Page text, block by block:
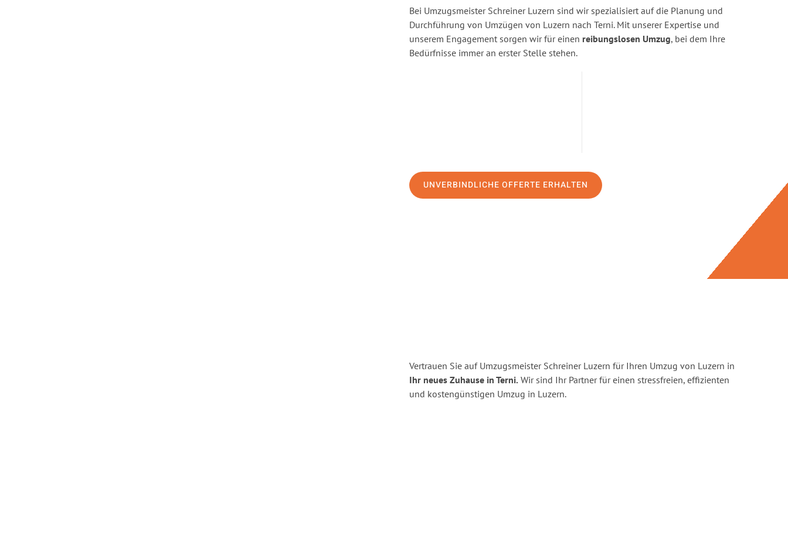
Bei Umzugsmeister Schreiner Luzern sind wir spezialisiert auf die Planung und
Durchführung von Umzügen von Luzern nach Terni. Mit unserer Expertise und
unserem Engagement sorgen wir für einen reibungslosen Umzug, bei dem Ihre
Bedürfnisse immer an erster Stelle stehen.
UNVERBINDLICHE OFFERTE ERHALTEN
Vertrauen Sie auf Umzugsmeister Schreiner Luzern für Ihren Umzug von Luzern in
Ihr neues Zuhause in Terni. Wir sind Ihr Partner für einen stressfreien, effizienten
und kostengünstigen Umzug in Luzern.